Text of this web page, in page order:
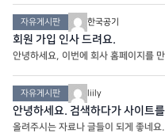
자유게시판 한국공기
회원 가입 인사 드려요.
안녕하세요, 이번에 회사 홈페이지를
다. 저도 아무 오래전…. ^^ 에 개인 홈
자유게시판 liily
안녕하세요. 검색하다가 사이트
올려주시는 자료나 글들이 되게 좋네